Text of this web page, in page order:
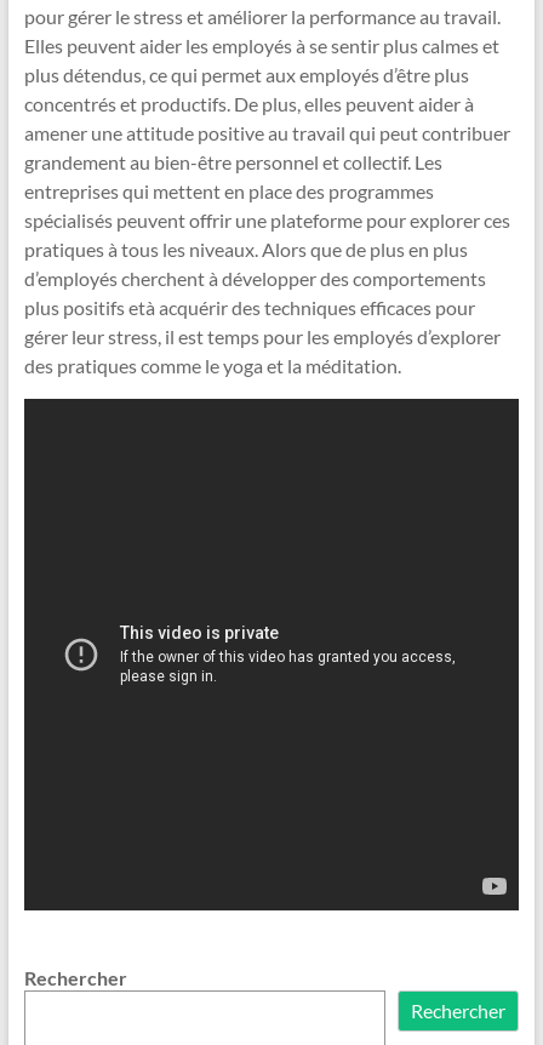
pour gérer le stress et améliorer la performance au travail.
Elles peuvent aider les employés à se sentir plus calmes et
plus détendus, ce qui permet aux employés d’être plus
concentrés et productifs. De plus, elles peuvent aider à
amener une attitude positive au travail qui peut contribuer
grandement au bien-être personnel et collectif. Les
entreprises qui mettent en place des programmes
spécialisés peuvent offrir une plateforme pour explorer ces
pratiques à tous les niveaux. Alors que de plus en plus
d’employés cherchent à développer des comportements
plus positifs età acquérir des techniques efficaces pour
gérer leur stress, il est temps pour les employés d’explorer
des pratiques comme le yoga et la méditation.
Rechercher
Rechercher